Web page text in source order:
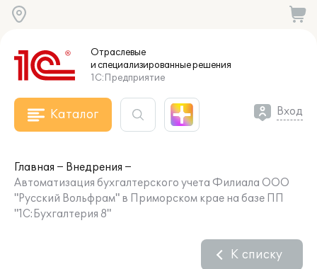
Отраслевые
и специализированныерешения
1С:Предприятие
Каталог Вход
Главная
Внедрения
Автоматизация бухгалтерского учета Филиала ООО
"Русский Вольфрам" в Приморском крае на базе ПП
"1С:Бухгалтерия 8"
К списку